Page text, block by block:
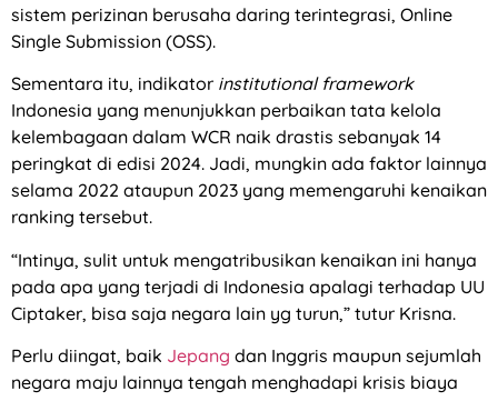
sistem perizinan berusaha daring terintegrasi, Online
Single Submission (OSS).
Sementara itu, indikator institutional framework
Indonesia yang menunjukkan perbaikan tata kelola
kelembagaan dalam WCR naik drastis sebanyak 14
peringkat di edisi 2024. Jadi, mungkin ada faktor lainnya
selama 2022 ataupun 2023 yang memengaruhi kenaikan
ranking tersebut.
“Intinya, sulit untuk mengatribusikan kenaikan ini hanya
pada apa yang terjadi di Indonesia apalagi terhadap UU
Ciptaker, bisa saja negara lain yg turun,” tutur Krisna.
Perlu diingat, baik Jepang dan Inggris maupun sejumlah
negara maju lainnya tengah menghadapi krisis biaya